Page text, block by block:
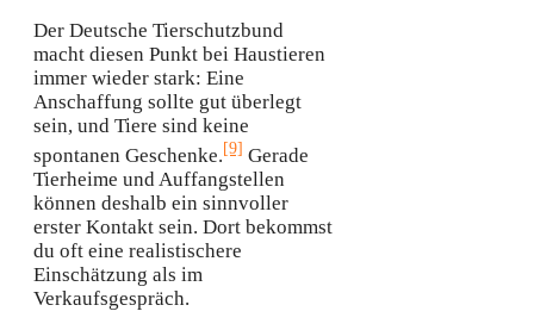
Der Deutsche Tierschutzbund
macht diesen Punkt bei Haustieren
immer wieder stark: Eine
Anschaffung sollte gut überlegt
sein, und Tiere sind keine
spontanen Geschenke.[9] Gerade
Tierheime und Auffangstellen
können deshalb ein sinnvoller
erster Kontakt sein. Dort bekommst
du oft eine realistischere
Einschätzung als im
Verkaufsgespräch.